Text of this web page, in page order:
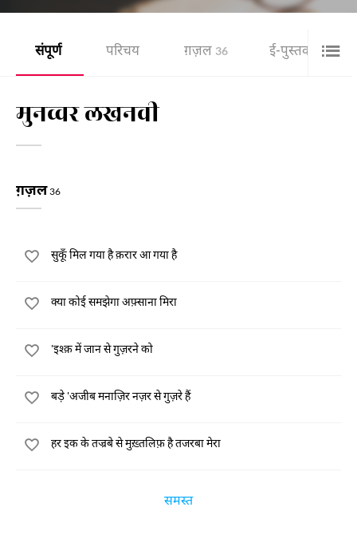
संपूर्ण परिचय ग़ज़ल 36 ई-पुस्तक 41
मुनव्वर लखनवी
ग़ज़ल36
सुकूँ मिल गया है क़रार आ गया है
क्या कोई समझेगा अफ़्साना मिरा
'इश्क़ में जान से गुज़रने को
बड़े 'अजीब मनाज़िर नज़र से गुज़रे हैं
हर इक के तज्रबे से मुख़्तलिफ़ है तजरबा मेरा
समस्त